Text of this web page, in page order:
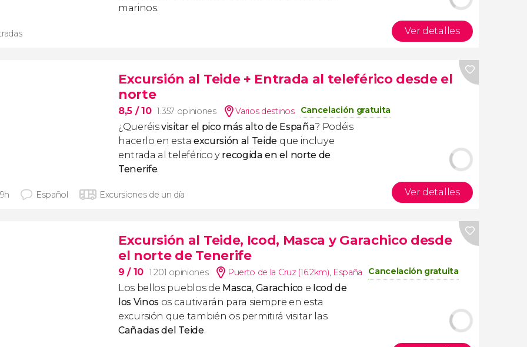
marinos.
Ver detalles
Excursión al Teide + Entrada al teleférico desde el
norte
8,5 / 10 1.357 opiniones Varios destinos Cancelación gratuita
¿Queréisvisitar el pico más alto de España? Podéis
hacerlo en esta excursión al Teide que incluye
entrada al teleférico y recogida en el norte de
Tenerife.
Español Excursiones de un día Ver detalles
Excursión al Teide, Icod, Masca y Garachico desde
el norte de Tenerife
9/ 10 1.201 opiniones Puerto de la Cruz (16.2km), España Cancelación gratuita
Los bellos pueblos de Masca, Garachicoe Icod de
los Vinos os cautivarán para siempre en esta
excursión que también os permitirá visitar las
Cañadas del Teide.